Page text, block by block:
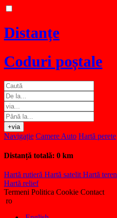
Distanțe
Coduri poștale
+via
Navigație Camere Auto Hartă perete
Distanță totală: 0 km
Hartă rutieră Hartă satelit Hartă teren
Hartă relief
Termeni Politica Cookie Contact
ro